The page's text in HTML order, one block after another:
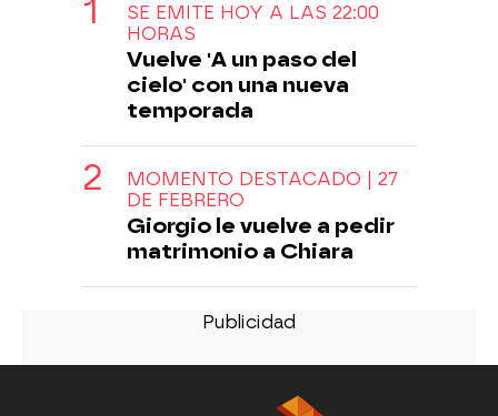
SE EMITE HOY A LAS 22:00
HORAS
Vuelve 'A un paso del
cielo' con una nueva
temporada
MOMENTO DESTACADO | 27
DE FEBRERO
Giorgio le vuelve a pedir
matrimonio a Chiara